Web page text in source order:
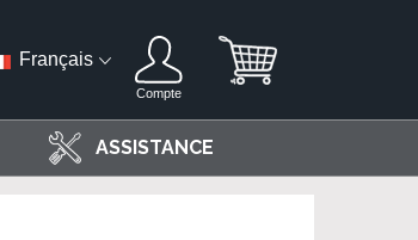
Français
Compte
ASSISTANCE